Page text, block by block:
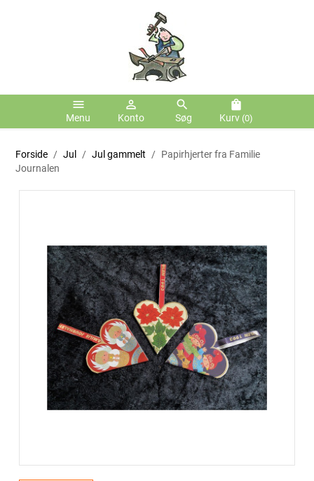
menu
Menu
person_outline
Konto
search
Søg
shopping_bag
Kurv (0)
Forside Jul Jul gammelt
Papirhjerter fra Familie
Journalen